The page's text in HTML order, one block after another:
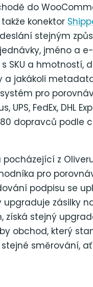
do
konektor
stejným
jméno a
SKU a hmotností,
a jakákoli
pro
FedEx, DHL
dopravců podle
z
pro
podpisu se
zásilky
získá stejný
obchod, který
směrování,